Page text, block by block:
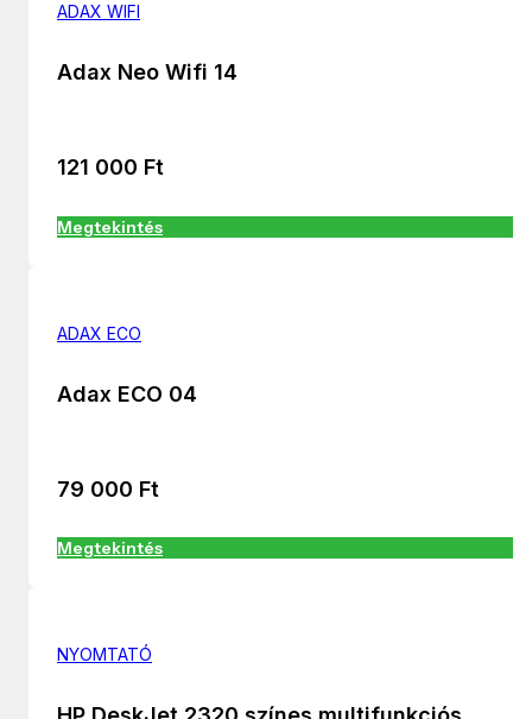
ADAX WIFI
Adax Neo Wifi 14
121 000 Ft
Megtekintés
ADAX ECO
Adax ECO 04
79 000 Ft
Megtekintés
NYOMTATÓ